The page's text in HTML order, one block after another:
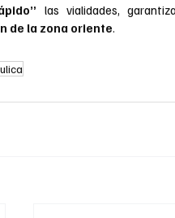
las vialidades,
de la zona oriente